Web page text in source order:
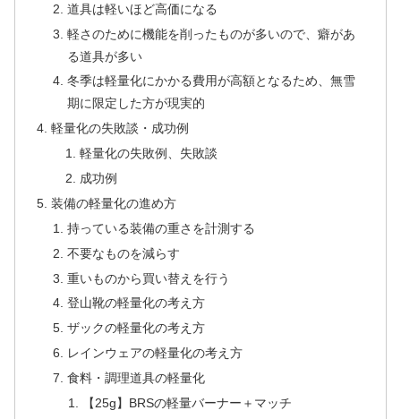
道具は軽いほど高価になる
軽さのために機能を削ったものが多いので、癖があ
る道具が多い
冬季は軽量化にかかる費用が高額となるため、無雪
期に限定した方が現実的
軽量化の失敗談・成功例
軽量化の失敗例、失敗談
成功例
装備の軽量化の進め方
持っている装備の重さを計測する
不要なものを減らす
重いものから買い替えを行う
登山靴の軽量化の考え方
ザックの軽量化の考え方
レインウェアの軽量化の考え方
食料・調理道具の軽量化
【25g】BRSの軽量バーナー＋マッチ